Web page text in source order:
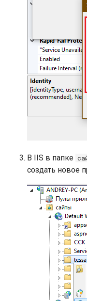
В IIS в папке
создать новое